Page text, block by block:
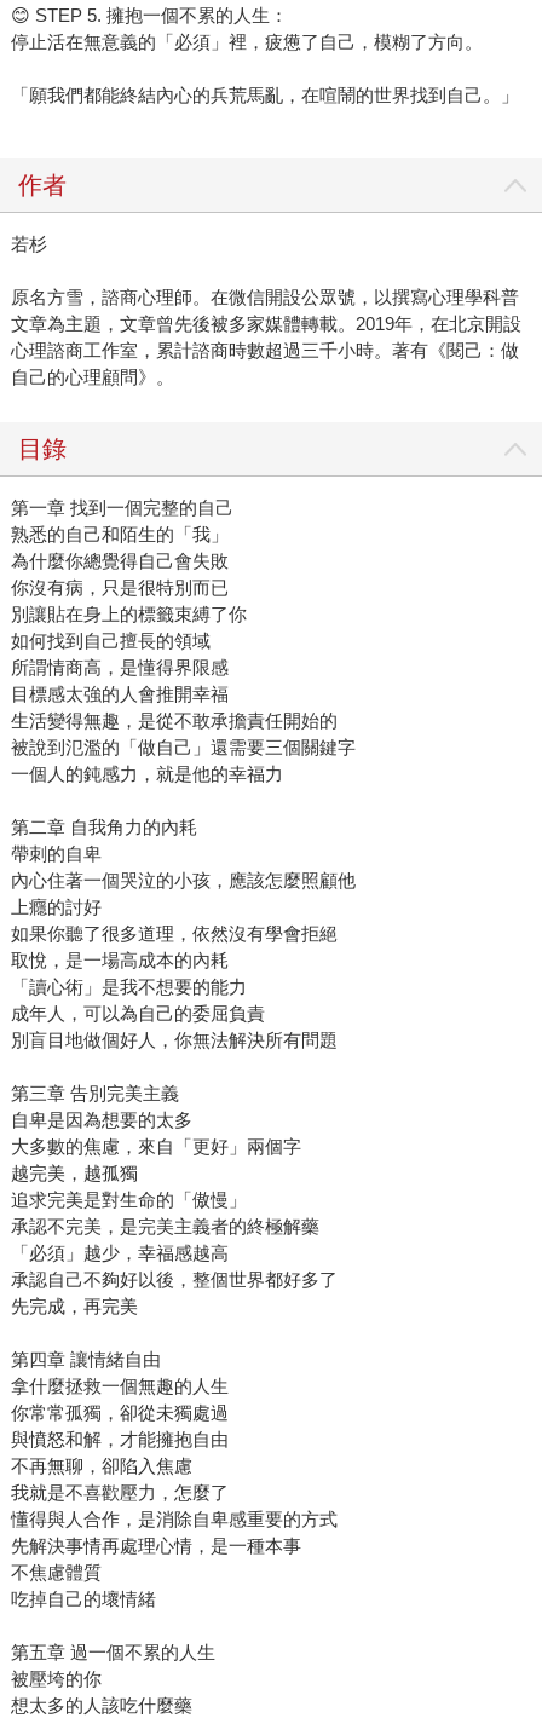
😊 STEP 5. 擁抱一個不累的人生：
停止活在無意義的「必須」裡，疲憊了自己，模糊了方向。
「願我們都能終結內心的兵荒馬亂，在喧鬧的世界找到自己。」
作者
若杉
原名方雪，諮商心理師。在微信開設公眾號，以撰寫心理學科普
文章為主題，文章曾先後被多家媒體轉載。2019年，在北京開設
心理諮商工作室，累計諮商時數超過三千小時。著有《閱己：做
自己的心理顧問》。
目錄
第一章 找到一個完整的自己
熟悉的自己和陌生的「我」
為什麼你總覺得自己會失敗
你沒有病，只是很特別而已
別讓貼在身上的標籤束縛了你
如何找到自己擅長的領域
所謂情商高，是懂得界限感
目標感太強的人會推開幸福
生活變得無趣，是從不敢承擔責任開始的
被說到氾濫的「做自己」還需要三個關鍵字
一個人的鈍感力，就是他的幸福力
第二章 自我角力的內耗
帶刺的自卑
內心住著一個哭泣的小孩，應該怎麼照顧他
上癮的討好
如果你聽了很多道理，依然沒有學會拒絕
取悅，是一場高成本的內耗
「讀心術」是我不想要的能力
成年人，可以為自己的委屈負責
別盲目地做個好人，你無法解決所有問題
第三章 告別完美主義
自卑是因為想要的太多
大多數的焦慮，來自「更好」兩個字
越完美，越孤獨
追求完美是對生命的「傲慢」
承認不完美，是完美主義者的終極解藥
「必須」越少，幸福感越高
承認自己不夠好以後，整個世界都好多了
先完成，再完美
第四章 讓情緒自由
拿什麼拯救一個無趣的人生
你常常孤獨，卻從未獨處過
與憤怒和解，才能擁抱自由
不再無聊，卻陷入焦慮
我就是不喜歡壓力，怎麼了
懂得與人合作，是消除自卑感重要的方式
先解決事情再處理心情，是一種本事
不焦慮體質
吃掉自己的壞情緒
第五章 過一個不累的人生
被壓垮的你
想太多的人該吃什麼藥